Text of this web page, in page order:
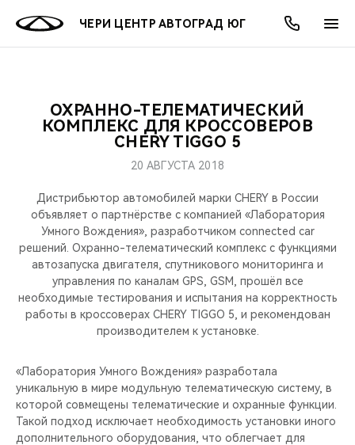
ЧЕРИ ЦЕНТР АВТОГРАД ЮГ
МОДЕЛИ
КРОССОВЕРЫ
СЕДАНЫ
НОВИНКИ
ПОКУПАТЕЛЯМ
КРЕДИТ И СТРАХОВАНИЕ
ВЛАДЕЛЬЦАМ
ЗАПЧАСТИ И АКСЕССУАРЫ
ПОДДЕРЖКА
МИР CHERY
О БРЕНДЕ
CHERY В СОЦСЕТЯХ
БЛАГОТВОРИТЕЛЬНОСТЬ
CHERY И СПОРТ
НАШИ МЕРОПРИЯТИЯ
АКЦИИ
ОНЛАЙН СЕРВИСЫ
КРЕДИТ
О КОМПАНИИ
МЫ В СОЦСЕТЯХ
ОХРАННО-ТЕЛЕМАТИЧЕСКИЙ
КОМПЛЕКС ДЛЯ КРОССОВЕРОВ
CHERY TIGGO 5
20 АВГУСТА 2018
Дистрибьютор автомобилей марки CHERY в России
объявляет о партнёрстве c компанией «Лаборатория
Умного Вождения», разработчиком connected car
решений. Охранно-телематический комплекс с функциями
автозапуска двигателя, спутникового мониторинга и
управления по каналам GPS, GSM, прошёл все
необходимые тестирования и испытания на корректность
работы в кроссоверах CHERY TIGGO 5, и рекомендован
производителем к установке.
«Лаборатория Умного Вождения» разработала
уникальную в мире модульную телематическую систему, в
которой совмещены телематические и охранные функции.
Такой подход исключает необходимость установки иного
дополнительного оборудования, что облегчает для